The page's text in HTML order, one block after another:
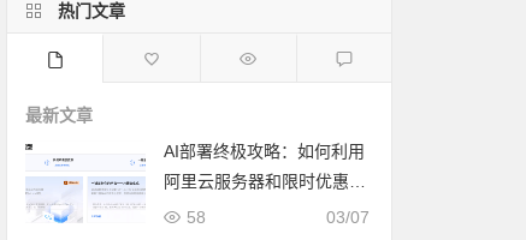
热门文章
最新文章
AI部署终极攻略：如何利用
阿里云服务器和限时优惠，
快速打造你的下一个爆款应
03/07
58